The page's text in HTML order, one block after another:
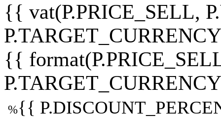
{{ vat(P.PRICE_SELL,
{{
%{{